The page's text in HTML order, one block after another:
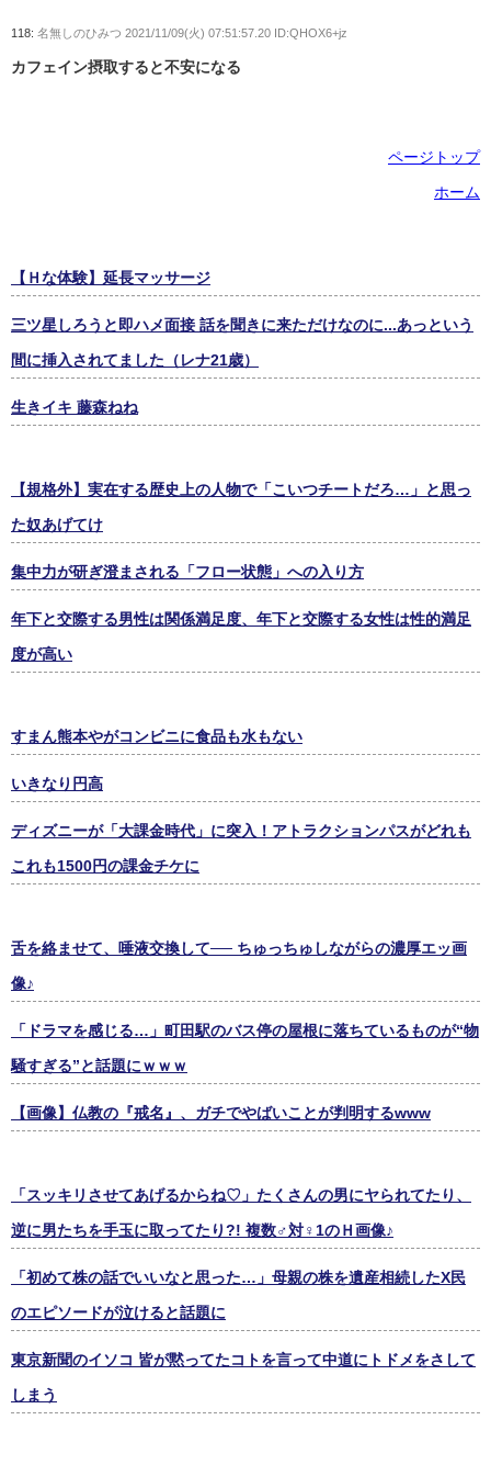
118: 名無しのひみつ 2021/11/09(火) 07:51:57.20 ID:QHOX6+jz
カフェイン摂取すると不安になる
ページトップ
ホーム
【Ｈな体験】延長マッサージ
三ツ星しろうと即ハメ面接 話を聞きに来ただけなのに...あっという
間に挿入されてました（レナ21歳）
生きイキ 藤森ねね
【規格外】実在する歴史上の人物で「こいつチートだろ…」と思っ
た奴あげてけ
集中力が研ぎ澄まされる「フロー状態」への入り方
年下と交際する男性は関係満足度、年下と交際する女性は性的満足
度が高い
すまん熊本やがコンビニに食品も水もない
いきなり円高
ディズニーが「大課金時代」に突入！アトラクションパスがどれも
これも1500円の課金チケに
舌を絡ませて、唾液交換して── ちゅっちゅしながらの濃厚エッ画
像♪
「ドラマを感じる…」町田駅のバス停の屋根に落ちているものが“物
騒すぎる”と話題にｗｗｗ
【画像】仏教の『戒名』、ガチでやばいことが判明するwww
「スッキリさせてあげるからね♡」たくさんの男にヤられてたり、
逆に男たちを手玉に取ってたり?! 複数♂対♀1のＨ画像♪
「初めて株の話でいいなと思った…」母親の株を遺産相続したX民
のエピソードが泣けると話題に
東京新聞のイソコ 皆が黙ってたコトを言って中道にトドメをさして
しまう